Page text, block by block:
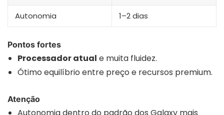
Autonomia 1–2 dias
Pontos fortes
Processador atual e muita fluidez.
Ótimo equilíbrio entre preço e recursos premium.
Atenção
Autonomia dentro do padrão dos Galaxy mais